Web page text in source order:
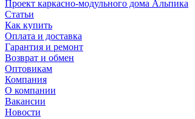
Проект каркасно-модульного дома Альпика
Статьи
Как купить
Оплата и доставка
Гарантия и ремонт
Возврат и обмен
Оптовикам
Компания
О компании
Вакансии
Новости